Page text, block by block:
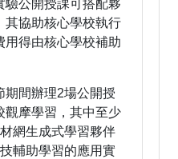
驗公開授課可搭配夥
其協助核心學校執行
用得由核心學校補助
期間辦理2場公開授
觀摩學習，其中至少
網生成式學習夥伴
輔助學習的應用實